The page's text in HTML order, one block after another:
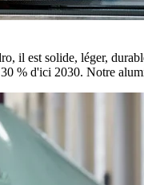
il est solide, léger,
% d'ici 2030. Notre